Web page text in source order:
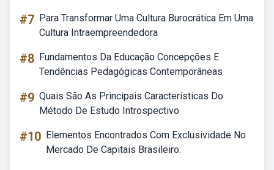
#7 Para Transformar Uma Cultura Burocrática Em Uma
Cultura Intraempreendedora
#8 Fundamentos Da Educação Concepções E
Tendências Pedagógicas Contemporâneas
#9 Quais São As Principais Características Do
Método De Estudo Introspectivo
#10 Elementos Encontrados Com Exclusividade No
Mercado De Capitais Brasileiro: